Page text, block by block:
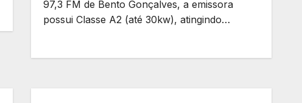
97,3 FM de Bento Gonçalves, a emissora
possui Classe A2 (até 30kw), atingindo…